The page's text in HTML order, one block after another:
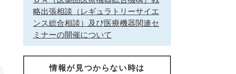
略出張相談（レギュラトリーサイエ
ンス総合相談）及び医療機器関連セ
ミナーの開催について
情報が見つからない時は